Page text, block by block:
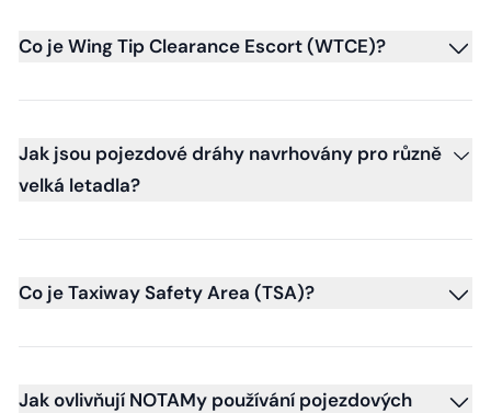
Co je Wing Tip Clearance Escort (WTCE)?
Jak jsou pojezdové dráhy navrhovány pro různě
velká letadla?
Co je Taxiway Safety Area (TSA)?
Jak ovlivňují NOTAMy používání pojezdových